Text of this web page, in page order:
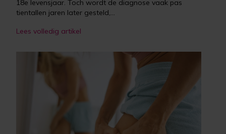
18e levensjaar. Toch wordt de diagnose vaak pas
tientallen jaren later gesteld,...
Lees volledig artikel